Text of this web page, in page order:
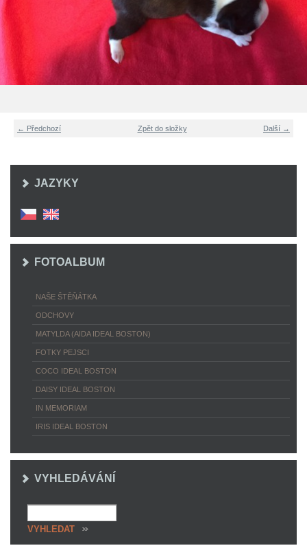
← Předchozí Další →
Zpět do složky
JAZYKY
FOTOALBUM
NAŠE ŠTĚŇÁTKA
ODCHOVY
MATYLDA (AIDA IDEAL BOSTON)
FOTKY PEJSCI
COCO IDEAL BOSTON
DAISY IDEAL BOSTON
IN MEMORIAM
IRIS IDEAL BOSTON
VYHLEDÁVÁNÍ